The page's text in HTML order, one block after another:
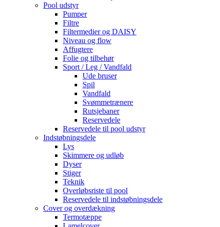
Pool udstyr
Pumper
Filtre
Filtermedier og DAISY
Niveau og flow
Affugtere
Folie og tilbehør
Sport / Leg / Vandfald
Ude bruser
Spil
Vandfald
Svømmetrænere
Rutsjebaner
Reservedele
Reservedele til pool udstyr
Indstøbningsdele
Lys
Skimmere og udløb
Dyser
Stiger
Teknik
Overløbsriste til pool
Reservedele til indstøbningsdele
Cover og overdækning
Termotæppe